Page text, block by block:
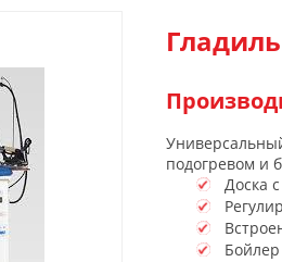
подогревом и
Доска